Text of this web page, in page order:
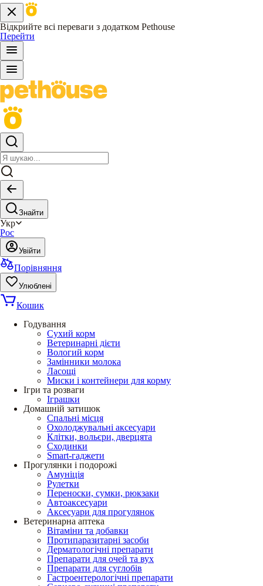
Відкрийте всі переваги з додатком Pethouse
Перейти
Знайти
Укр
Рос
Увійти
Порівняння
Улюблені
Кошик
Годування
Сухий корм
Ветеринарні дієти
Вологий корм
Замінники молока
Ласощі
Миски і контейнери для корму
Ігри та розваги
Іграшки
Домашній затишок
Спальні місця
Охолоджувальні аксесуари
Клітки, вольєри, дверцята
Сходинки
Smart-гаджети
Прогулянки і подорожі
Амуніція
Рулетки
Переноски, сумки, рюкзаки
Автоаксесуари
Аксесуари для прогулянок
Ветеринарна аптека
Вітаміни та добавки
Протипаразитарні засоби
Дерматологічні препарати
Препарати для очей та вух
Препарати для суглобів
Гастроентерологічні препарати